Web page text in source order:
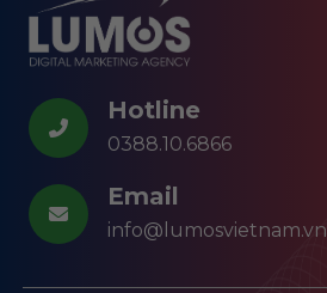
Hotline
0388.10.6866
Email
info@lumosvietnam.vn